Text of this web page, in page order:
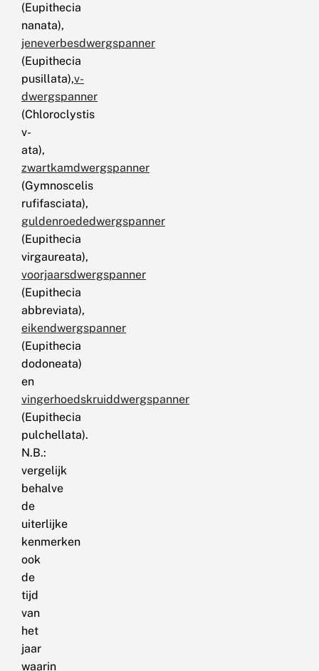
(Eupithecia
nanata),
jeneverbesdwergspanner
(Eupithecia
pusillata),v-
dwergspanner
(Chloroclystis
v-
ata),
zwartkamdwergspanner
(Gymnoscelis
rufifasciata),
guldenroededwergspanner
(Eupithecia
virgaureata),
voorjaarsdwergspanner
(Eupithecia
abbreviata),
eikendwergspanner
(Eupithecia
dodoneata)
en
vingerhoedskruiddwergspanner
(Eupithecia
pulchellata).
N.B.:
vergelijk
behalve
de
uiterlijke
kenmerken
ook
de
tijd
van
het
jaar
waarin